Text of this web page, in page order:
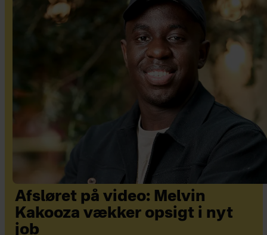
Afsløret på video: Melvin
Kakooza vækker opsigt i nyt
job